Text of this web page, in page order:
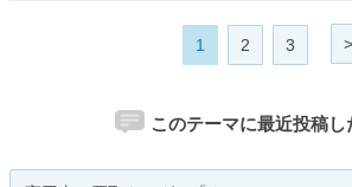
1 2 3 >
このテーマに最近投稿し